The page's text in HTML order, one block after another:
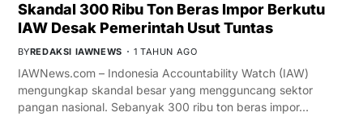
Skandal 300 Ribu Ton Beras Impor Berkutu
IAW Desak Pemerintah Usut Tuntas
BYREDAKSI IAWNEWS 1 TAHUN AGO
IAWNews.com – Indonesia Accountability Watch (IAW)
mengungkap skandal besar yang mengguncang sektor
pangan nasional. Sebanyak 300 ribu ton beras impor…